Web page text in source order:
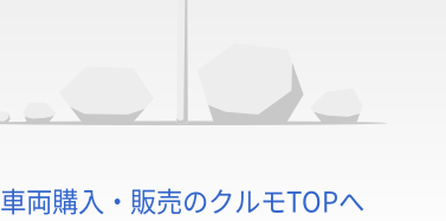
車両購入・販売のクルモTOPへ